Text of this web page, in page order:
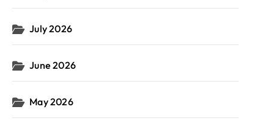
July 2026
June 2026
May 2026